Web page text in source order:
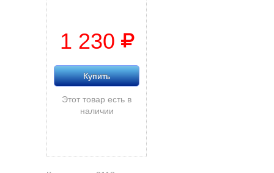
1 230
Купить
Этот товар есть в
наличии